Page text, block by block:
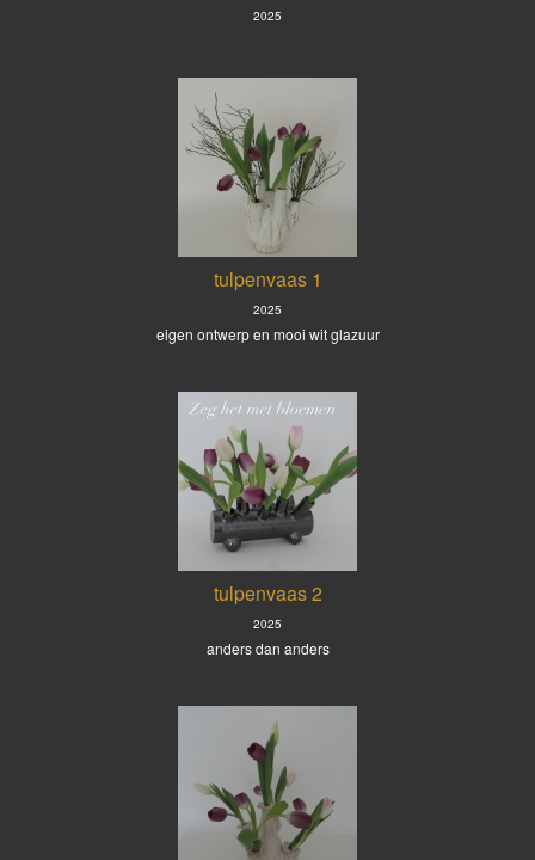
2025
tulpenvaas 1
2025
eigen ontwerp en mooi wit glazuur
tulpenvaas 2
2025
anders dan anders